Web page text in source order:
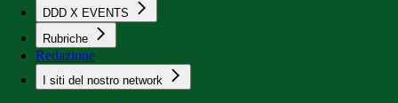
DDD X EVENTS
Rubriche
Redazione
I siti del nostro network